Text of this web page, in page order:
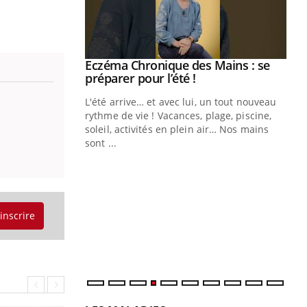
les soignants.
Youtube
Eczéma Chronique des Mains : se
préparer pour l’été !Youtube
L'été arrive… et avec lui, un tout nouveau
rythme de vie ! Vacances, plage, piscine,
soleil, activités en plein air… Nos mains
sont ...